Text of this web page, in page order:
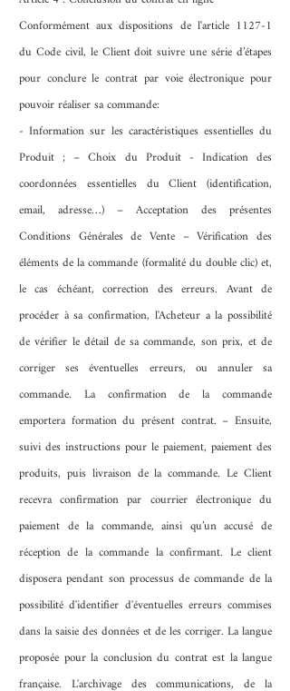
Conformément aux dispositions de l'article 1127-1
du Code civil, le Client doit suivre une série d’étapes
pour conclure le contrat par voie électronique pour
pouvoir réaliser sa commande:
- Information sur les caractéristiques essentielles du
Produit ; – Choix du Produit - Indication des
coordonnées essentielles du Client (identification,
email, adresse…) – Acceptation des présentes
Conditions Générales de Vente – Vérification des
éléments de la commande (formalité du double clic) et,
le cas échéant, correction des erreurs. Avant de
procéder à sa confirmation, l'Acheteur a la possibilité
de vérifier le détail de sa commande, son prix, et de
corriger ses éventuelles erreurs, ou annuler sa
commande. La confirmation de la commande
emportera formation du présent contrat. – Ensuite,
suivi des instructions pour le paiement, paiement des
produits, puis livraison de la commande. Le Client
recevra confirmation par courrier électronique du
paiement de la commande, ainsi qu’un accusé de
réception de la commande la confirmant. Le client
disposera pendant son processus de commande de la
possibilité d'identifier d'éventuelles erreurs commises
dans la saisie des données et de les corriger. La langue
proposée pour la conclusion du contrat est la langue
française. L'archivage des communications, de la